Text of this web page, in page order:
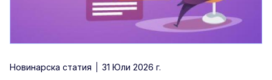
Новинарска статия 31 Юли 2026 г.